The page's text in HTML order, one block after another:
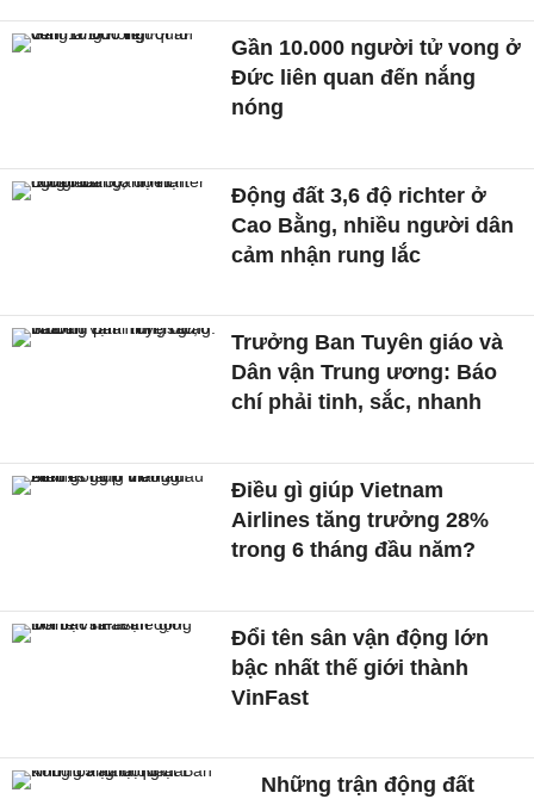
Gần 10.000 người tử vong ở
Đức liên quan đến nắng
nóng
Động đất 3,6 độ richter ở
Cao Bằng, nhiều người dân
cảm nhận rung lắc
Trưởng Ban Tuyên giáo và
Dân vận Trung ương: Báo
chí phải tinh, sắc, nhanh
Điều gì giúp Vietnam
Airlines tăng trưởng 28%
trong 6 tháng đầu năm?
Đổi tên sân vận động lớn
bậc nhất thế giới thành
VinFast
Những trận động đất